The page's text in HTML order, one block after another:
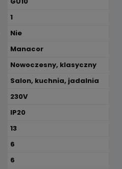
1
Nie
Manacor
Nowoczesny, klasyczny
Salon, kuchnia, jadalnia
230V
IP20
13
6
6